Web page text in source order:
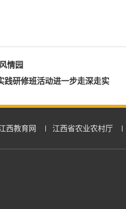
情园
研修班活动进一步走深走实
西教育网 江西省农业农村厅